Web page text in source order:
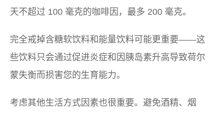
天不超过 100 毫克的咖啡因，最多 200 毫克。
完全戒掉含糖软饮料和能量饮料可能更重要——这
些饮料只会通过促进炎症和因胰岛素升高导致荷尔
蒙失衡而损害您的生育能力。
考虑其他生活方式因素也很重要。避免酒精、烟